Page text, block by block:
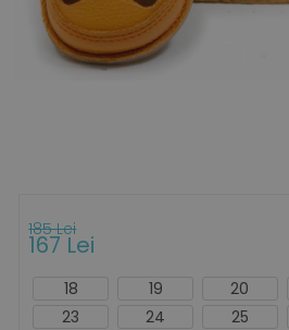
185 Lei
167 Lei
18 19 20
23
24 25